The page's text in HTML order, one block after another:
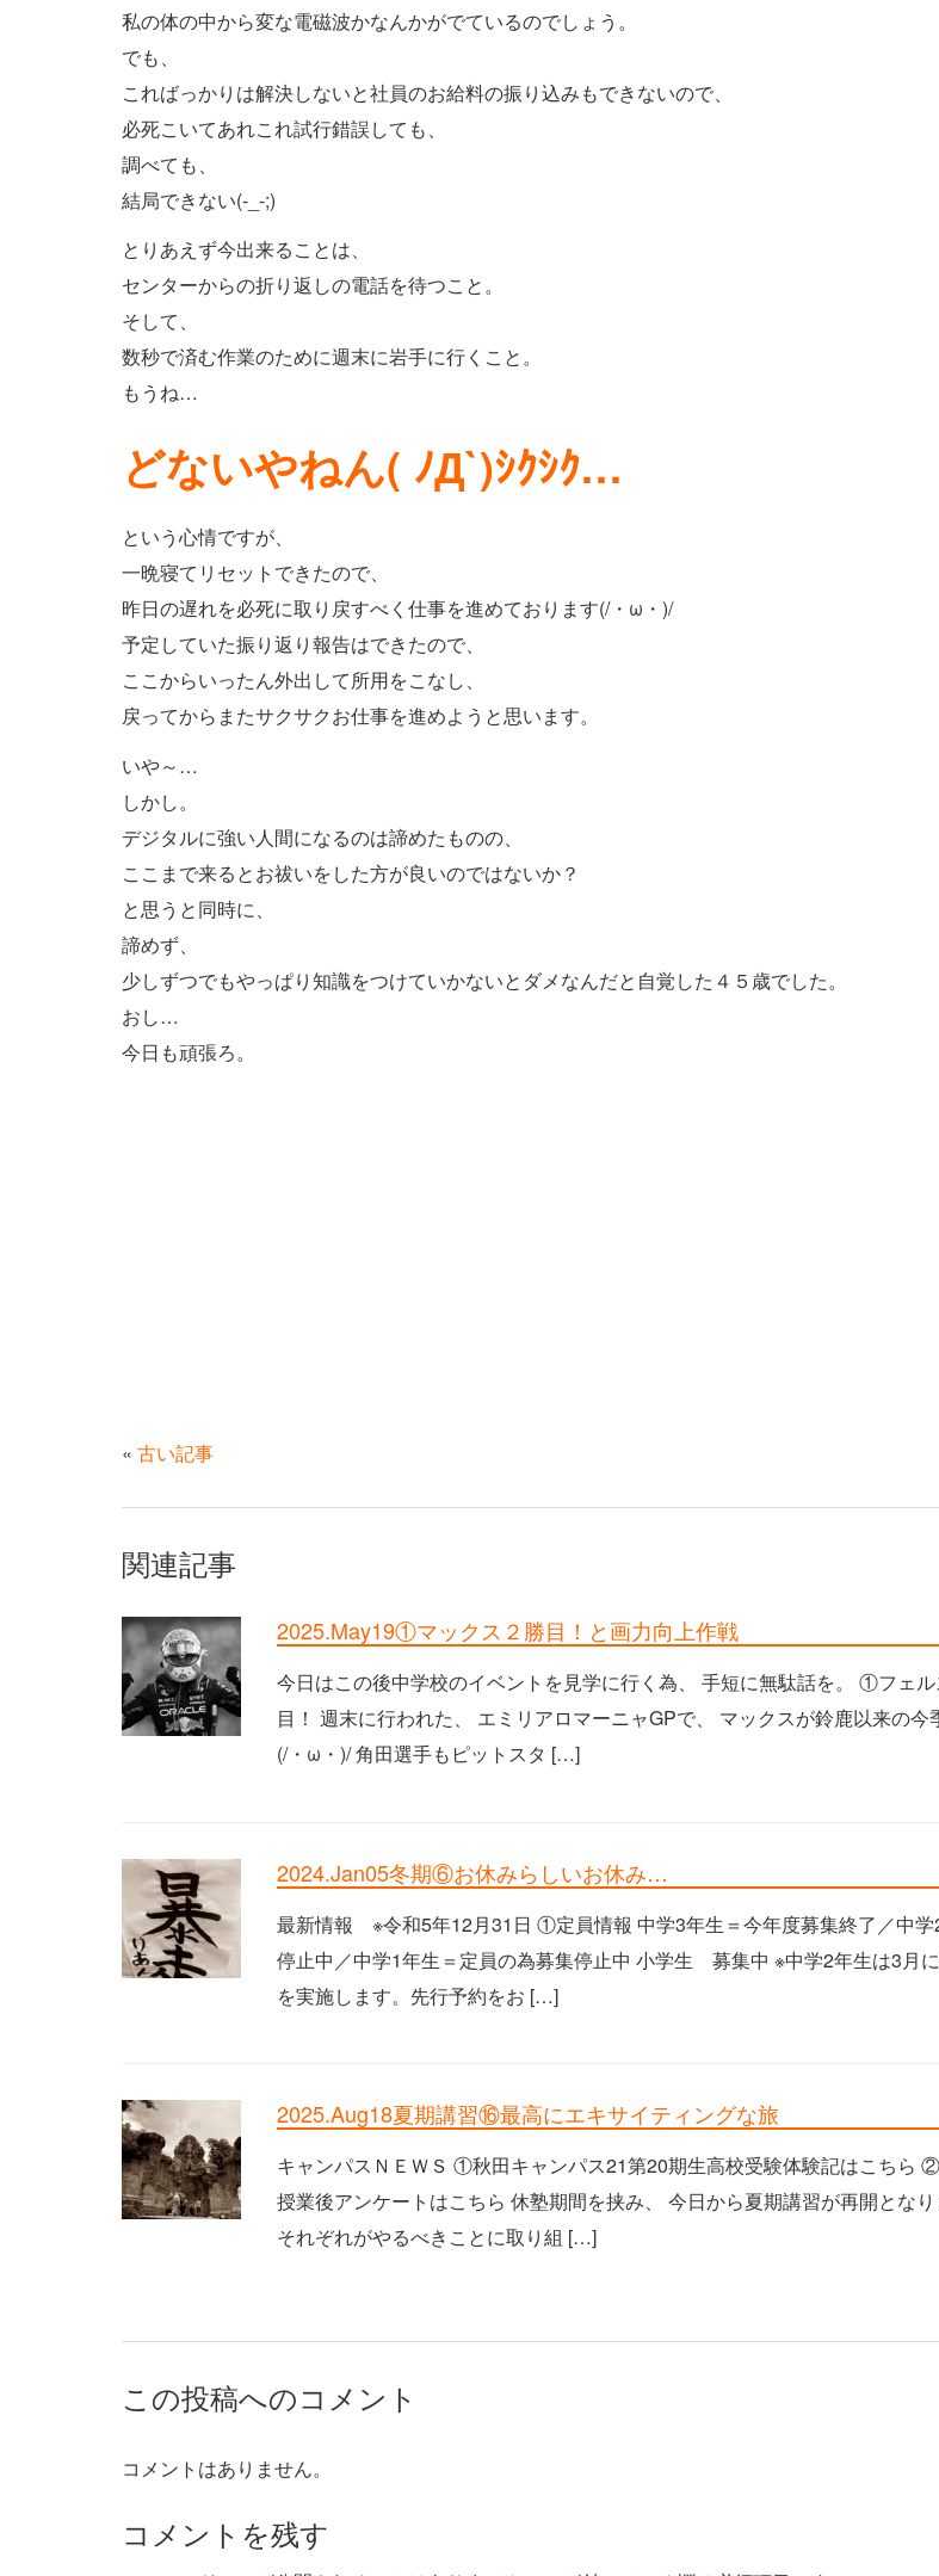
私の体の中から変な電磁波かなんかがでているのでしょう。
でも、
こればっかりは解決しないと社員のお給料の振り込みもできないので、
必死こいてあれこれ試行錯誤しても、
調べても、
結局できない(-_-;)
とりあえず今出来ることは、
センターからの折り返しの電話を待つこと。
そして、
数秒で済む作業のために週末に岩手に行くこと。
もうね…
どないやねん( ﾉД`)ｼｸｼｸ…
という心情ですが、
一晩寝てリセットできたので、
昨日の遅れを必死に取り戻すべく仕事を進めております(/・ω・)/
予定していた振り返り報告はできたので、
ここからいったん外出して所用をこなし、
戻ってからまたサクサクお仕事を進めようと思います。
いや～…
しかし。
デジタルに強い人間になるのは諦めたものの、
ここまで来るとお祓いをした方が良いのではないか？
と思うと同時に、
諦めず、
少しずつでもやっぱり知識をつけていかないとダメなんだと自覚した４５歳でした。
おし…
今日も頑張ろ。
« 古い記事
関連記事
2025.May19①マックス２勝目！と画力向上作戦
今日はこの後中学校のイベントを見学に行く為、 手短に無駄話を。 ①フェ
目！ 週末に行われた、 エミリアロマーニャGPで、 マックスが鈴鹿以来の今
(/・ω・)/ 角田選手もピットスタ […]
2024.Jan05冬期⑥お休みらしいお休み…
最新情報 ※令和5年12月31日 ①定員情報 中学3年生＝今年度募集終了／中学
停止中／中学1年生＝定員の為募集停止中 小学生 募集中 ※中学2年生は3月
を実施します。先行予約をお […]
2025.Aug18夏期講習⑯最高にエキサイティングな旅
キャンパスＮＥＷＳ ①秋田キャンパス21第20期生高校受験体験記はこちら
授業後アンケートはこちら 休塾期間を挟み、 今日から夏期講習が再開とな
それぞれがやるべきことに取り組 […]
この投稿へのコメント
コメントはありません。
コメントを残す